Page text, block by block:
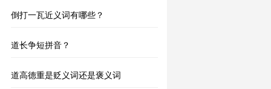
倒打一瓦近义词有哪些？
道长争短拼音？
道高德重是贬义词还是褒义词